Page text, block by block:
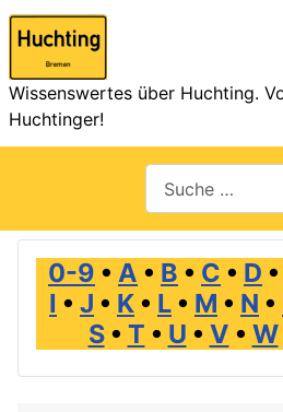
Wissenswertes über Huchting.
Huchtinger!
0-9 • A • B • C • D •
I • J • K • L • M • N •
S• T • U • V • W